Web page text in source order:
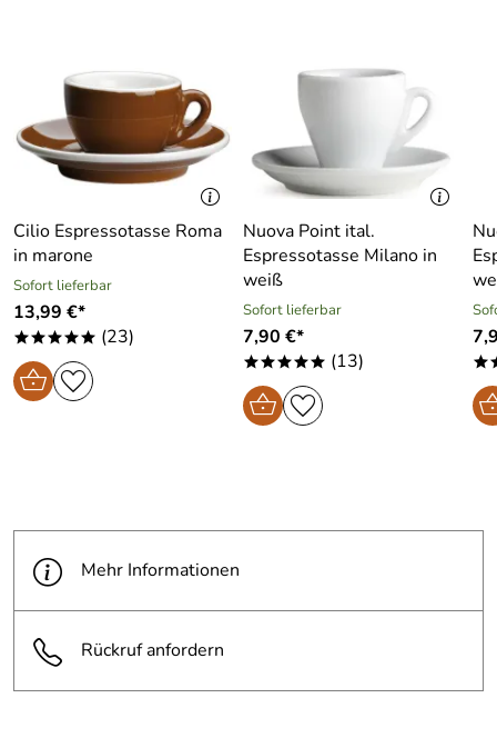
Cilio Espressotasse Roma
in marone
Sofort lieferbar
13,99 €*
***** (23)
Nuova Point ital.
Espressotasse Milano in
weiß
Sofort lieferbar
7,90 €*
***** (13)
Mehr Informationen
Rückruf anfordern